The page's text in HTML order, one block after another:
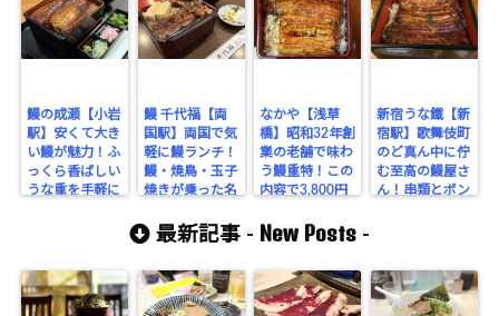
鰻の成瀬【小岩
駅】安くて大き
い鰻が魅力！ふ
っくら香ばしい
うな重を手軽に
鰻 千代福【両
国駅】両国で気
軽に鰻ランチ！
鰻・焼鳥・玉子
焼きが乗った名
べてきた。
なかや【浅草
橋】昭和32年創
業の老舗で味わ
う鰻重特！この
内容で3,800円
満足だった。
新宿うな鐵【新
宿駅】歌舞伎町
のど真ん中に佇
む至高の鰻屋さ
ん！串類とポン
最新記事 - New Posts -